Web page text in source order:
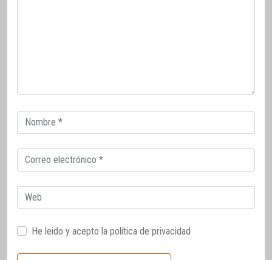
Correo
electrónico
Correo
electrónico
Web
He leido y acepto la política de privacidad